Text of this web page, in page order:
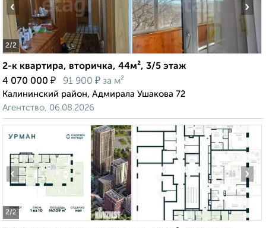
2/2
‹ ›
2-к квартира, вторичка, 44м², 3/5 этаж
4 070 000 ₽ 91 900 ₽ за м²
Калининский район, Адмирала Ушакова 72
Агентство, 06.08.2026
2/2
‹ ›